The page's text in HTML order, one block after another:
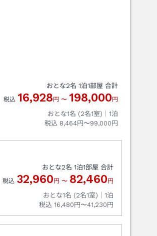
おとな2名 1泊1部屋 合計
税込 16,928 円 〜 198,000 円
おとな1名 (2名1室)｜ 1泊
税込 8,464円〜99,000円
おとな2名 1泊1部屋 合計
税込 32,960 円 〜 82,460 円
おとな1名 (2名1室)｜ 1泊
税込 16,480円〜41,230円